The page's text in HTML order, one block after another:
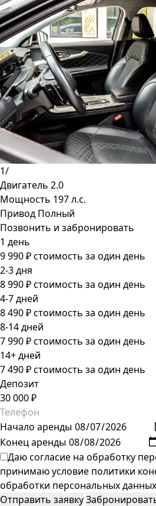
1/
Двигатель 2.0
Мощность 197 л.с.
Привод Полный
Позвонить и забронировать
1 день
9 990 ₽стоимость за один день
2-3 дня
8 990 ₽стоимость за один день
4-7 дней
8 490 ₽стоимость за один день
8-14 дней
7 990 ₽стоимость за один день
14+ дней
7 490 ₽стоимость за один день
Депозит
30 000 ₽
Начало аренды
Конец аренды
Даю согласие на обработку
принимаю условие политики
обработки персональных данных